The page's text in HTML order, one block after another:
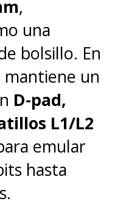
,
una
bolsillo. En
un
D-pad,
L1/L2
emular
hasta